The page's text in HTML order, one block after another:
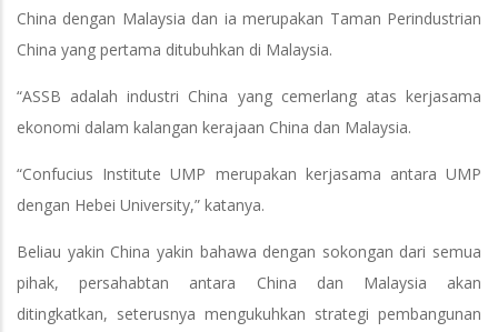
China dengan Malaysia dan ia merupakan Taman Perindustrian
China yang pertama ditubuhkan di Malaysia.
“ASSB adalah industri China yang cemerlang atas kerjasama
ekonomi dalam kalangan kerajaan China dan Malaysia.
“Confucius Institute UMP merupakan kerjasama antara UMP
dengan Hebei University,” katanya.
Beliau yakin China yakin bahawa dengan sokongan dari semua
pihak, persahabtan antara China dan Malaysia akan
ditingkatkan, seterusnya mengukuhkan strategi pembangunan